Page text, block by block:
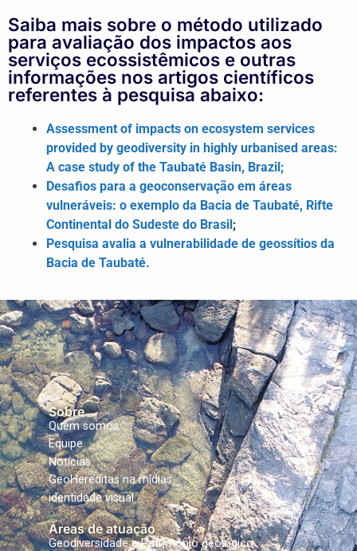
Saiba mais sobre o método utilizado
para avaliação dos impactos aos
serviços ecossistêmicos e outras
informações nos artigos científicos
referentes à pesquisa abaixo:
Assessment of impacts on ecosystem services
provided by geodiversity in highly urbanised areas:
A case study of the Taubaté Basin, Brazil;
Desafios para a geoconservação em áreas
vulneráveis: o exemplo da Bacia de Taubaté, Rifte
Continental do Sudeste do Brasil;
Pesquisa avalia a vulnerabilidade de geossítios da
Bacia de Taubaté.
Sobre
Quem somos
Equipe
Notícias
GeoHereditas na mídias
identidade visual
Áreas de atuação
Geodiversidade e Patrimônio geológico